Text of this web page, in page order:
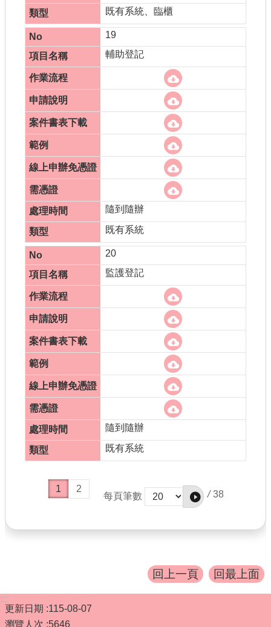
既有系統、臨櫃
19
輔助登記
隨到隨辦
既有系統
20
監護登記
隨到隨辦
既有系統
1 2
每頁筆數 / 38
回上一頁 回最上面
:::
更新日期
115-08-07
瀏覽人次 5646